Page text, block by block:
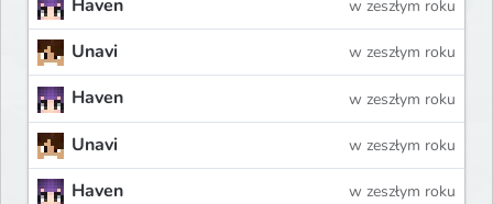
Haven w zeszłym roku
Unavi w zeszłym roku
Haven w zeszłym roku
Unavi w zeszłym roku
Haven w zeszłym roku